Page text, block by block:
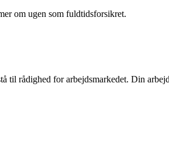
om ugen som fuldtidsforsikret.
til rådighed for arbejdsmarkedet. Din